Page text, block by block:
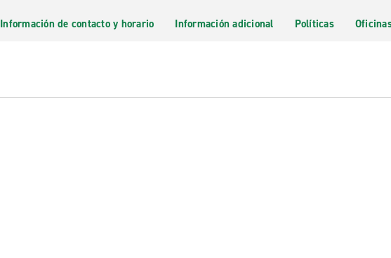
Información de contacto y horario Información adicional Políticas